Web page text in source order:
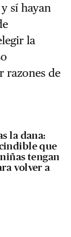
sí hayan
la
razones de
la dana:
que
tengan
volver a